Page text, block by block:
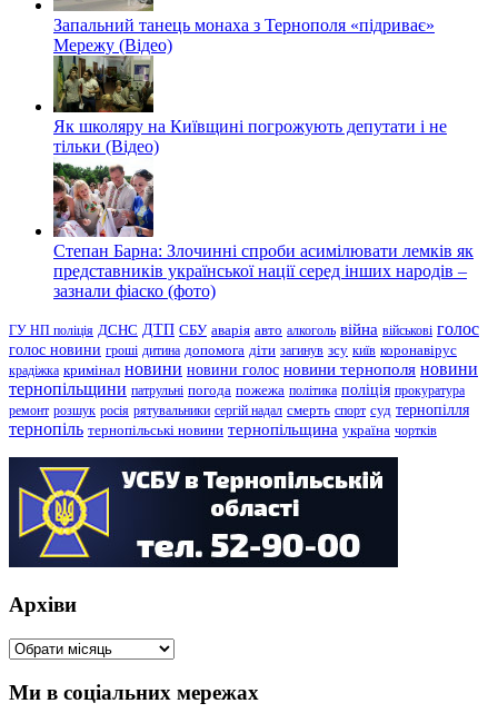
Запальний танець монаха з Тернополя «підриває»
Мережу (Відео)
Як школяру на Київщині погрожують депутати і не
тільки (Відео)
Степан Барна: Злочинні спроби асимілювати лемків як
представників української нації серед інших народів –
зазнали фіаско (фото)
ГУ НП поліція ДСНС ДТП СБУ аварія авто алкоголь війна військові голос
голос новини гроші дитина допомога діти загинув зсу київ коронавірус
крадіжка кримінал новини новини голос новини тернополя новини
тернопільщини патрульні погода пожежа політика поліція прокуратура
ремонт розшук росія рятувальники сергій надал смерть спорт суд тернопілля
тернопіль тернопільські новини тернопільщина україна чортків
Архіви
Архіви
Ми в соціальних мережах